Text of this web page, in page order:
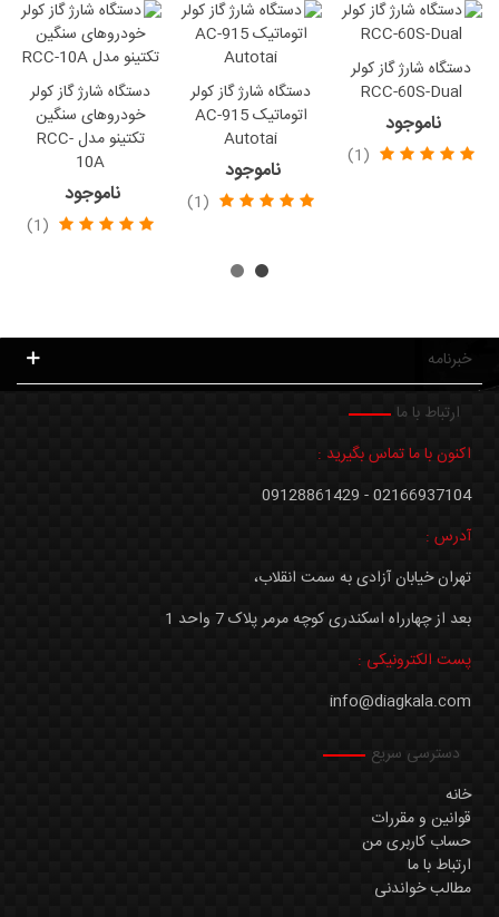
دستگاه شارژ گاز کولر
RCC-60S-Dual
ناموجود
(1)
دستگاه شارژ گاز کولر
اتوماتیک AC-915
Autotai
ناموجود
(1)
دستگاه شارژ گاز کولر
خودروهای سنگین
تکتینو مدل RCC-
10A
ناموجود
(1)
خبرنامه
ارتباط با ما
اکنون با ما تماس بگیرید :
02166937104 - 09128861429
آدرس :
تهران خیابان آزادی به سمت انقلاب،
بعد از چهارراه اسکندری کوچه مرمر پلاک 7 واحد 1
پست الکترونیکی :
info@diagkala.com
دسترسی سریع
خانه
قوانین و مقررات
حساب کاربری من
ارتباط با ما
مطالب خواندنی